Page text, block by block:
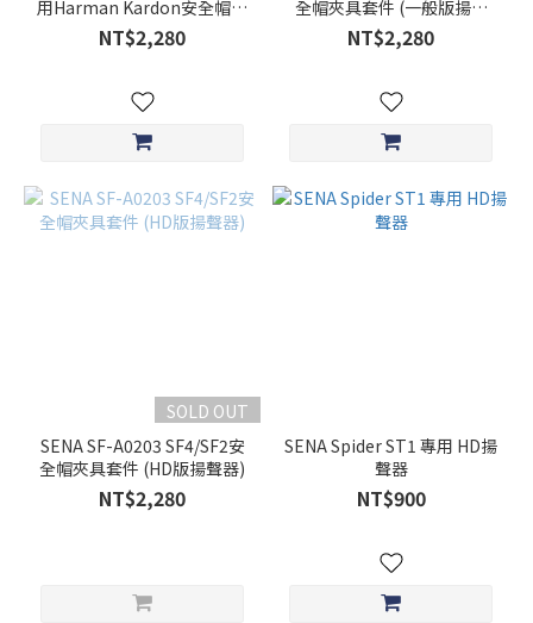
用Harman Kardon安全帽夾
具套件 (含麥克風)
NT$2,280
全帽夾具套件 (一般版揚聲
器)
NT$2,280
SOLD OUT
SENA SF-A0203 SF4/SF2安
全帽夾具套件 (HD版揚聲器)
NT$2,280
SENA Spider ST1 專用 HD揚
聲器
NT$900